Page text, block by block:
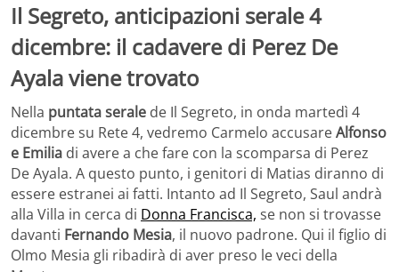
Il Segreto, anticipazioni serale 4
dicembre: il cadavere di Perez De
Ayala viene trovato
Nella puntata serale de Il Segreto, in onda martedì 4
dicembre su Rete 4, vedremo Carmelo accusareAlfonso
e Emilia di avere a che fare con la scomparsa di Perez
De Ayala. A questo punto, i genitori di Matias diranno di
essere estranei ai fatti. Intanto ad Il Segreto, Saul andrà
alla Villa in cerca di Donna Francisca, se non si trovasse
davanti Fernando Mesia, il nuovo padrone. Qui il figlio di
Olmo Mesia gli ribadirà di aver preso le veci della